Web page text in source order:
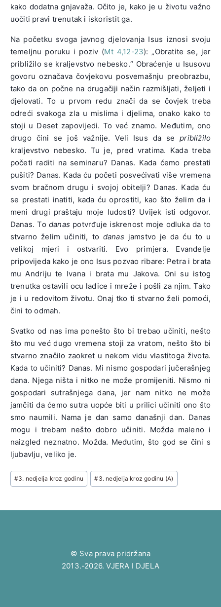
kako dodatna gnjavaža. Očito je, kako je u životu važno
uočiti pravi trenutak i iskoristit ga.
Na početku svoga javnog djelovanja Isus iznosi svoju
temeljnu poruku i poziv (Mt 4,12-23): „Obratite se, jer
približilo se kraljevstvo nebesko.“ Obraćenje u Isusovu
govoru označava čovjekovu posvemašnju preobrazbu,
tako da on počne na drugačiji način razmišljati, željeti i
djelovati. To u prvom redu znači da se čovjek treba
odreći svakoga zla u mislima i djelima, onako kako to
stoji u Deset zapovijedi. To već znamo. Međutim, ono
drugo čini se još važnije. Veli Isus da sepribližilo
kraljevstvo nebesko. Tu je, pred vratima. Kada treba
početi raditi na seminaru? Danas. Kada ćemo prestati
pušiti? Danas. Kada ću početi posvećivati više vremena
svom bračnom drugu i svojoj obitelji? Danas. Kada ću
se prestati inatiti, kada ću oprostiti, kao što želim da i
meni drugi praštaju moje ludosti? Uvijek isti odgovor.
Danas. To danas potvrđuje iskrenost moje odluka da to
stvarno želim učiniti, to danasjamstvo je da ću to u
velikoj mjeri i ostvariti. Evo primjera. Evanđelje
pripovijeda kako je ono Isus pozvao ribare: Petra i brata
mu Andriju te Ivana i brata mu Jakova. Oni su istog
trenutka ostavili ocu lađice i mreže i pošli za njim. Tako
je i u redovitom životu. Onaj tko ti stvarno želi pomoći,
čini to odmah.
Svatko od nas ima ponešto što bi trebao učiniti, nešto
što mu već dugo vremena stoji za vratom, nešto što bi
stvarno značilo zaokret u nekom vidu vlastitoga života.
Kada to učiniti? Danas. Mi nismo gospodari jučerašnjeg
dana. Njega ništa i nitko ne može promijeniti. Nismo ni
gospodari sutrašnjega dana, jer nam nitko ne može
jamčiti da ćemo sutra uopće biti u prilici učiniti ono što
smo naumili. Nama je dan samo današnji dan. Danas
mogu i trebam nešto dobro učiniti. Možda maleno i
naizgled neznatno. Možda. Međutim, što god se čini s
ljubavlju, veliko je.
Post
Tags:
#3. nedjelja kroz godinu #3. nedjelja kroz godinu (A)
© Sva prava pridržana
2013.-2026. VJERA I DJELA